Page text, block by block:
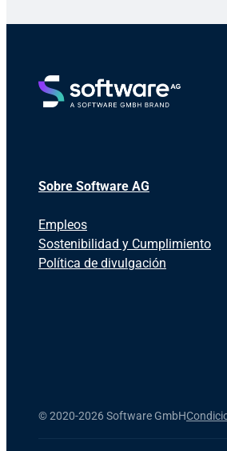
Sobre Software AG
Empleos
Sostenibilidad y Cumplimiento
Política de divulgación
©2020-2026 Software GmbH